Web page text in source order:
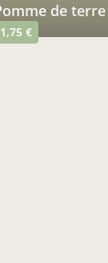
pomme de
1,75 €